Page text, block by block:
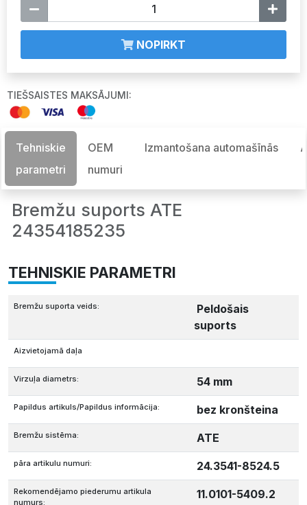
NOPIRKT
TIEŠSAISTES MAKSĀJUMI:
Tehniskie
parametri
OEM
numuri
Izmantošana automašīnās
Bremžu suports ATE
24354185235
TEHNISKIE PARAMETRI
Bremžu suporta veids:
Peldošais
suports
Aizvietojamā daļa
Virzuļa diametrs: 54 mm
Papildus artikuls/Papildus informācija: bez kronšteina
Bremžu sistēma: ATE
pāra artikulu numuri: 24.3541-8524.5
Rekomendējamo piederumu artikula
numurs:
11.0101-5409.2